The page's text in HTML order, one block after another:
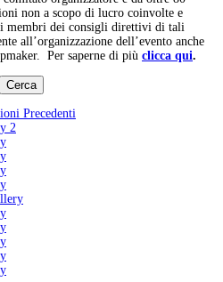
non a scopo di lucro coinvolte e
membri dei consigli direttivi di tali
all’organizzazione dell’evento anche
Per saperne di più clicca qui.
Precedenti
2